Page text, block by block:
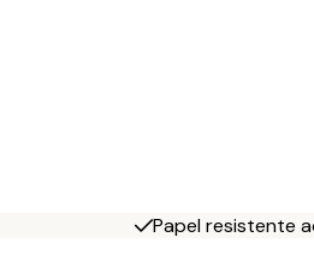
Papel resistente